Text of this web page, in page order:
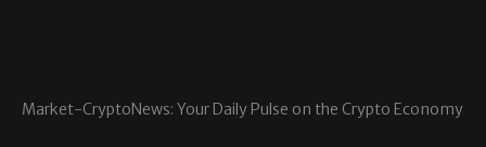
Market-CryptoNews: Your Daily Pulse on the Crypto Economy